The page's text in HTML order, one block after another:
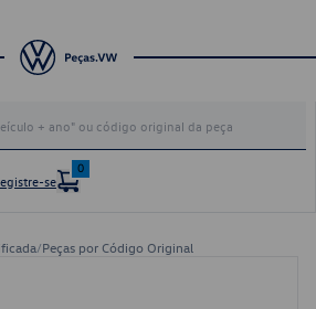
se
0
/Peças por Código Original